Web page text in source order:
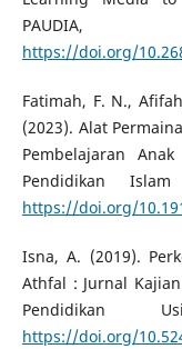
https://doi.org/
Fatimah, F. N.,
(2023). Alat
Pembelajaran
Pendidikan
https://doi.org/
Isna, A. (2019).
Athfal : Jurnal
Pendidikan
https://doi.org/